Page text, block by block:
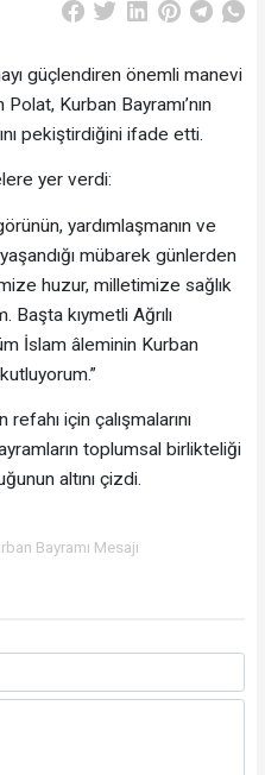
güçlendiren önemli manevi
Kurban Bayramı’nın
pekiştirdiğini ifade etti.
yer verdi:
yardımlaşmanın ve
mübarek günlerden
huzur, milletimize sağlık
kıymetli Ağrılı
İslam âleminin Kurban
refahı için çalışmalarını
toplumsal birlikteliği
altını çizdi.
Bayramı Mesajı